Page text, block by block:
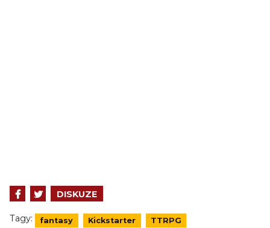
DISKUZE
Tagy: fantasy Kickstarter TTRPG